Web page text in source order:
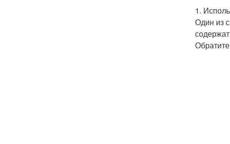
1.
Один из